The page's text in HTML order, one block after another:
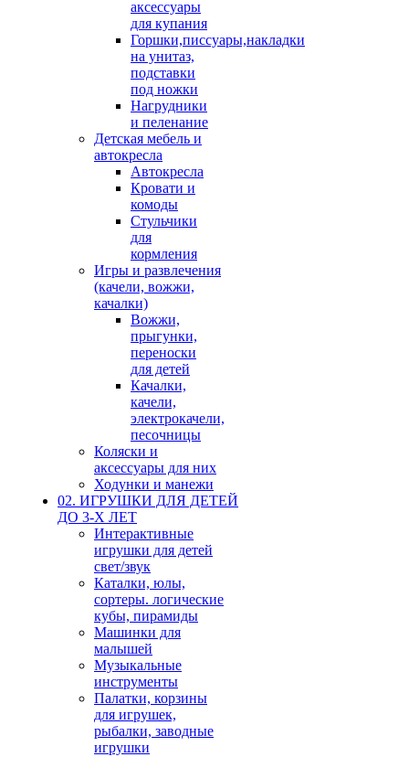
аксессуары
для купания
Горшки,писсуары,накладки
на унитаз,
подставки
под ножки
Нагрудники
и пеленание
Детская мебель и
автокресла
Автокресла
Кровати и
комоды
Стульчики
для
кормления
Игры и развлечения
(качели, вожжи,
качалки)
Вожжи,
прыгунки,
переноски
для детей
Качалки,
качели,
электрокачели,
песочницы
Коляски и
аксессуары для них
Ходунки и манежи
02. ИГРУШКИ ДЛЯ ДЕТЕЙ
ДО 3-Х ЛЕТ
Интерактивные
игрушки для детей
свет/звук
Каталки, юлы,
сортеры. логические
кубы, пирамиды
Машинки для
малышей
Музыкальные
инструменты
Палатки, корзины
для игрушек,
рыбалки, заводные
игрушки